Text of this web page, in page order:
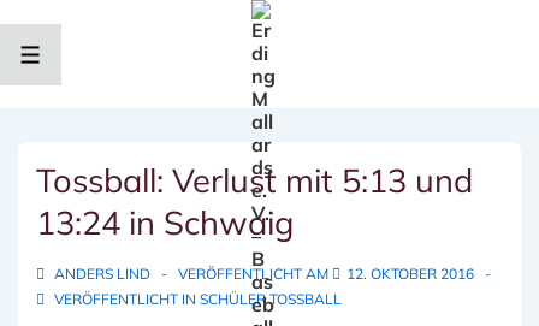
InhaltMENÜ
Tossball: Verlust mit 5:13 und
13:24 in Schwaig
ANDERS LIND VERÖFFENTLICHT AM
12. OKTOBER 2016
VERÖFFENTLICHT IN SCHÜLER TOSSBALL